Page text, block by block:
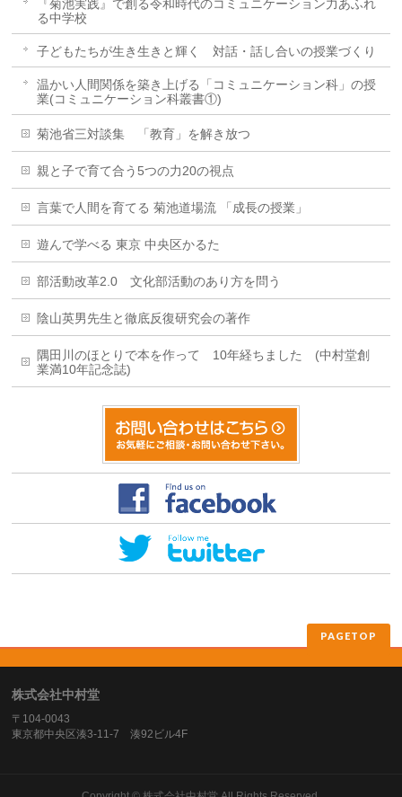
『菊池実践』で創る令和時代のコミュニケーション力あふれ
る中学校
子どもたちが生き生きと輝く 対話・話し合いの授業づくり
温かい人間関係を築き上げる「コミュニケーション科」の授
業(コミュニケーション科叢書①)
菊池省三対談集 「教育」を解き放つ
親と子で育て合う5つの力20の視点
言葉で人間を育てる 菊池道場流 「成長の授業」
遊んで学べる 東京 中央区かるた
部活動改革2.0 文化部活動のあり方を問う
陰山英男先生と徹底反復研究会の著作
隅田川のほとりで本を作って 10年経ちました (中村堂創
業満10年記念誌)
PAGETOP
株式会社中村堂
〒104-0043
東京都中央区湊3-11-7 湊92ビル4F